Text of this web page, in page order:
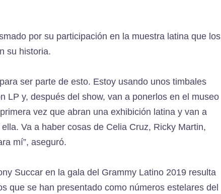
por su participación en la muestra latina que los
su historia.
ser parte de esto. Estoy usando unos timbales
LP y, después del show, van a ponerlos en el museo
vez que abran una exhibición latina y van a
Va a haber cosas de Celia Cruz, Ricky Martin,
mí”, aseguró.
Succar en la gala del Grammy Latino 2019 resulta
que se han presentado como números estelares del